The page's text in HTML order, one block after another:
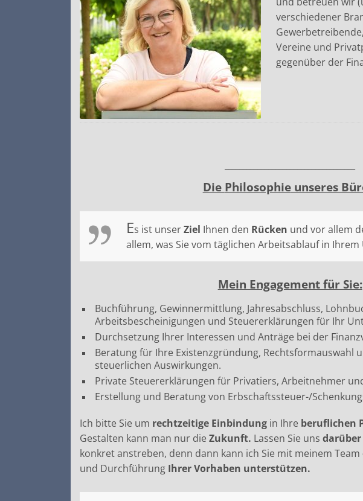
verschiedener
Vereine und
gegenüber der
Die Philosophieunseres
Es ist unserZiel Ihnen den Rücken und vor allem
allem, was Sie vom täglichen Arbeitsablauf in
Mein Engagement für Sie:
Buchführung, Gewinnermittlung, Jahresabschluss,
Arbeitsbescheinigungen und Steuererklärungen für Ihr
Durchsetzung Ihrer Interessen und Anträge bei der
Beratung für Ihre Existenzgründung, Rechtsformauswahl
steuerlichen Auswirkungen.
Private Steuererklärungen für Privatiers, Arbeitnehmer
Erstellung und Beratung von Erbschaftssteuer-/
Ich bitte Sie um rechtzeitige Einbindung in Ihre beruflichen
Gestalten kann man nur die Zukunft. Lassen Sie uns darüber
konkret anstreben, denn dann kann ich Sie mit meinem Team
und Durchführung Ihrer Vorhaben unterstützen.